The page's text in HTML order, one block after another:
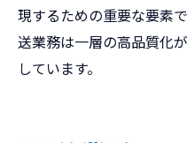
現するための重要な要素
送業務は一層の高品質化
しています。